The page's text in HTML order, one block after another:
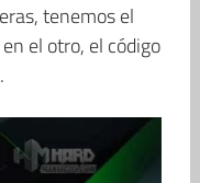
tenemos el
el otro, el código